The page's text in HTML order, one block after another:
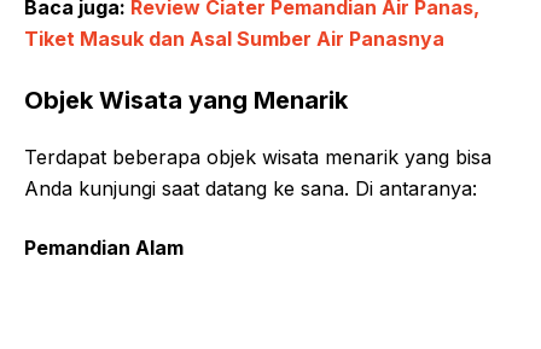
Baca juga: Review Ciater Pemandian Air Panas,
Tiket Masuk dan Asal Sumber Air Panasnya
Objek Wisata yang Menarik
Terdapat beberapa objek wisata menarik yang bisa
Anda kunjungi saat datang ke sana. Di antaranya:
Pemandian Alam